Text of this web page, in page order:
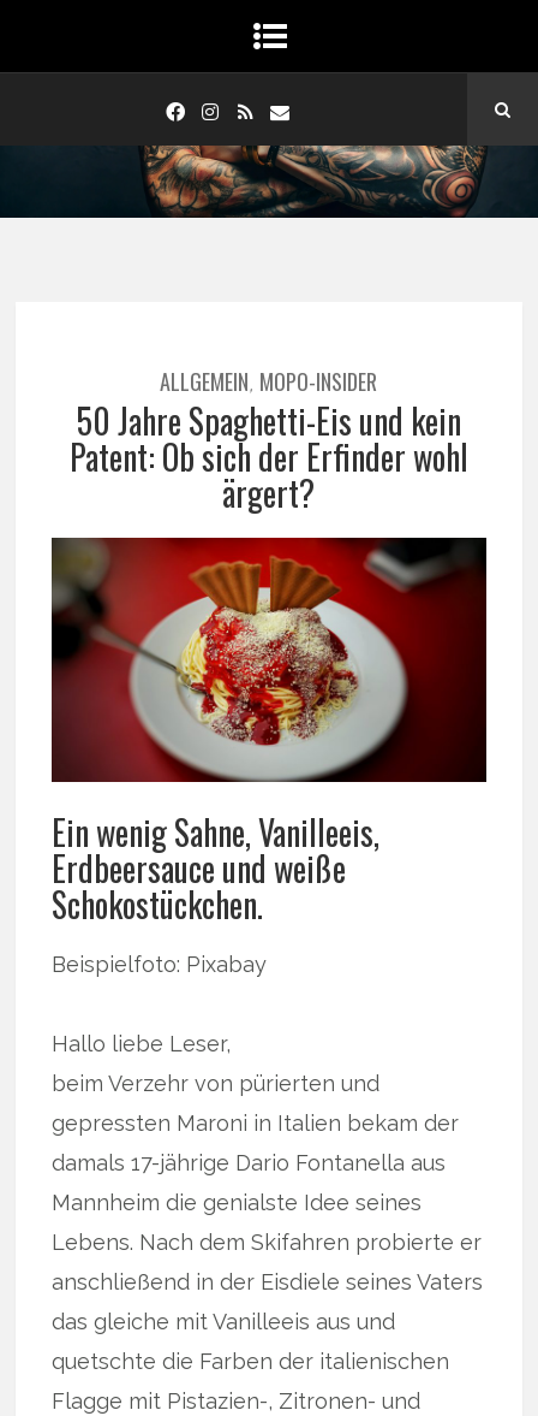
ALLGEMEIN, MOPO-INSIDER
50 Jahre Spaghetti-Eis und kein
Patent: Ob sich der Erfinder wohl
ärgert?
Ein wenig Sahne, Vanilleeis,
Erdbeersauce und weiße
Schokostückchen.
Beispielfoto: Pixabay
Hallo liebe Leser,
beim Verzehr von pürierten und
gepressten Maroni in Italien bekam der
damals 17-jährige Dario Fontanella aus
Mannheim die genialste Idee seines
Lebens. Nach dem Skifahren probierte er
anschließend in der Eisdiele seines Vaters
das gleiche mit Vanilleeis aus und
quetschte die Farben der italienischen
Flagge mit Pistazien-, Zitronen- und